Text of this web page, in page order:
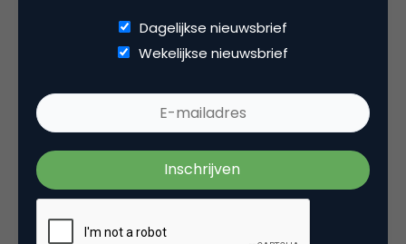
ervaring van gezellig samen kleding passen. Of ze
gebruiken real-time body construction-technieken
die perfect past bij het lichaam. Met die 3D-
techniek kan kunstmatige intelligentie zelfs op
basis van een simpele foto verbeteringen voor
outfits die de klant aan heeft of in de kledingkast
heeft hangen, suggereren.
Dagelijkse nieuwsbrief
Wekelijkse nieuwsbrief